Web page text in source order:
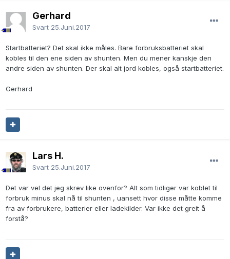
Gerhard
Svart 25.Juni.2017
Startbatteriet? Det skal ikke måles. Bare forbruksbatteriet skal
kobles til den ene siden av shunten. Men du mener kanskje den
andre siden av shunten. Der skal alt jord kobles, også startbatteriet.
Gerhard
Lars H.
Svart 25.Juni.2017
Det var vel det jeg skrev like ovenfor? Alt som tidliger var koblet til
forbruk minus skal nå til shunten , uansett hvor disse måtte komme
fra av forbrukere, batterier eller ladekilder. Var ikke det greit å
forstå?